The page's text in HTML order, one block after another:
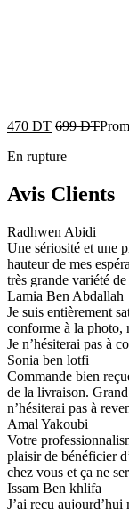
470 DT 699DT
En rupture
Avis Clients
Radhwen Abidi
Une sériosité et une
hauteur de mes
très grande variété
Lamia Ben Abdallah
Je suis entièrement
conforme à la photo,
Je n’hésiterai pas à
Sonia ben lotfi
Commande bien
de la livraison.
n’hésiterai pas à
Amal Yakoubi
Votre
plaisir de bénéficier
chez vous et ça ne
Issam Ben khlifa
J’ai reçu